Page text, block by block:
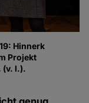
Hinnerk
Projekt
(v. l.).